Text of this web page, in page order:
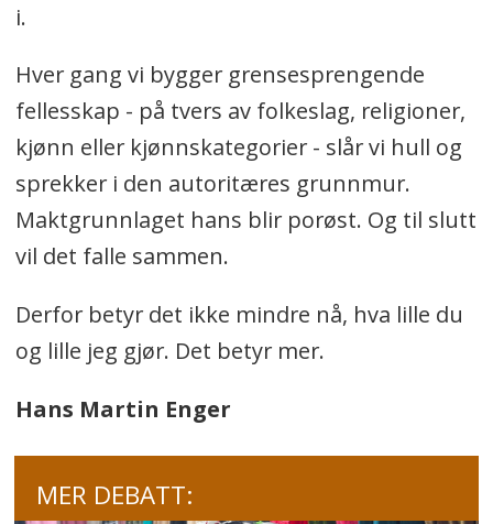
i.
Hver gang vi bygger grensesprengende
fellesskap - på tvers av folkeslag, religioner,
kjønn eller kjønnskategorier - slår vi hull og
sprekker i den autoritæres grunnmur.
Maktgrunnlaget hans blir porøst. Og til slutt
vil det falle sammen.
Derfor betyr det ikke mindre nå, hva lille du
og lille jeg gjør. Det betyr mer.
Hans Martin Enger
MER DEBATT: